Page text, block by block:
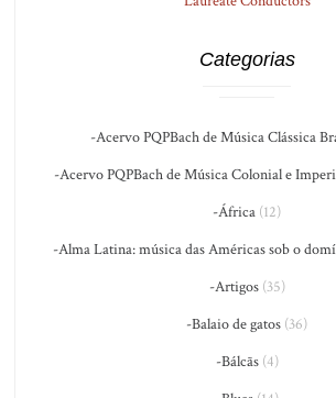
Categorias
-Acervo PQPBach de Música Clássica
-Acervo PQPBach de Música Colonial e
-África (12)
-Alma Latina: música das Américas sob o
-Artigos(35)
-Balaio de gatos (36)
-Bálcãs(4)